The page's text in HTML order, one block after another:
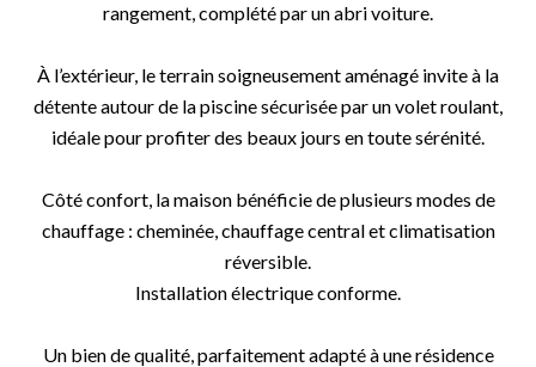
rangement, complété par un abri voiture.
À l’extérieur, le terrain soigneusement aménagé invite à la
détente autour de la piscine sécurisée par un volet roulant,
idéale pour profiter des beaux jours en toute sérénité.
Côté confort, la maison bénéficie de plusieurs modes de
chauffage : cheminée, chauffage central et climatisation
réversible.
Installation électrique conforme.
Un bien de qualité, parfaitement adapté à une résidence